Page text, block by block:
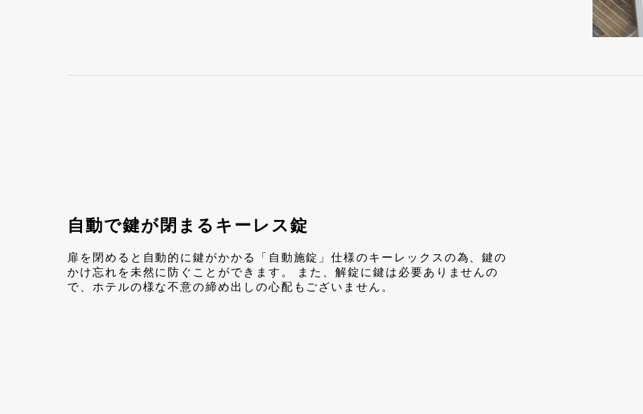
自動で鍵が閉まるキーレス錠
扉を閉めると自動的に鍵がかかる「自動施錠」仕様のキーレックスの為、鍵の
かけ忘れを未然に防ぐことができます。 また、解錠に鍵は必要ありませんの
で、ホテルの様な不意の締め出しの心配もございません。